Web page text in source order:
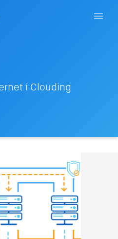
i Clouding